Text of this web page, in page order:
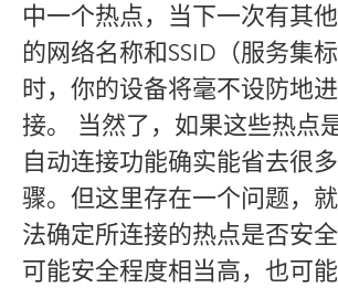
中一个热点，当下一次有其
的网络名称和SSID（服务集
时，你的设备将毫不设防地
接。 当然了，如果这些热点
自动连接功能确实能省去很
骤。但这里存在一个问题，
法确定所连接的热点是否安
可能安全程度相当高，也可